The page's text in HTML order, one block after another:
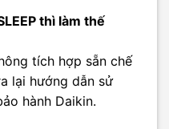
thì làm thế
tích hợp sẵn chế
lại hướng dẫn sử
hành Daikin.